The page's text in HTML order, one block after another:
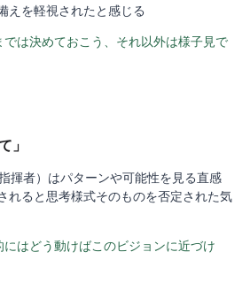
えを軽視されたと感じる
では決めておこう、それ以外は様子見で
」
揮者）はパターンや可能性を見る直感
れると思考様式そのものを否定された気
にはどう動けばこのビジョンに近づけ